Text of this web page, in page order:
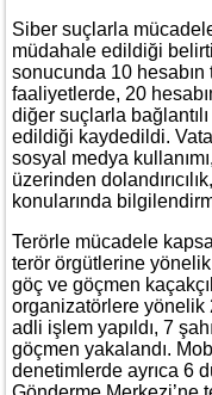
Siber suçlarla
müdahale edildiği
sonucunda 10 hesabın
faaliyetlerde, 20
diğer suçlarla
edildiği kaydedildi.
sosyal medya
üzerinden
konularında
Terörle mücadele
terör örgütlerine
göç ve göçmen
organizatörlere yönelik
adli işlem yapıldı, 7
göçmen yakalandı.
denetimlerde ayrıca 6